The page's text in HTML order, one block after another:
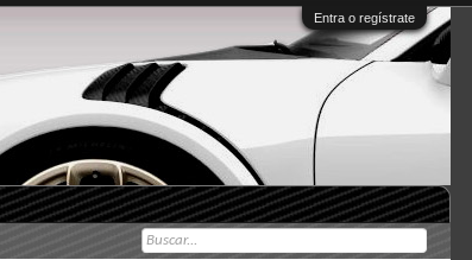
Entra o regístrate